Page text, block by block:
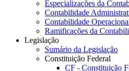
Especializações da
Contabilidade
Contabilidade
Ramificações da
Legislação
Sumário da Legislação
Constituição Federal
CF - Constituição